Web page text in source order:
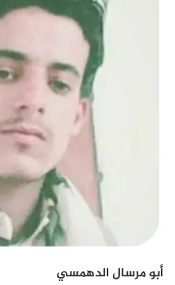
أبو مرسال الدهمسي